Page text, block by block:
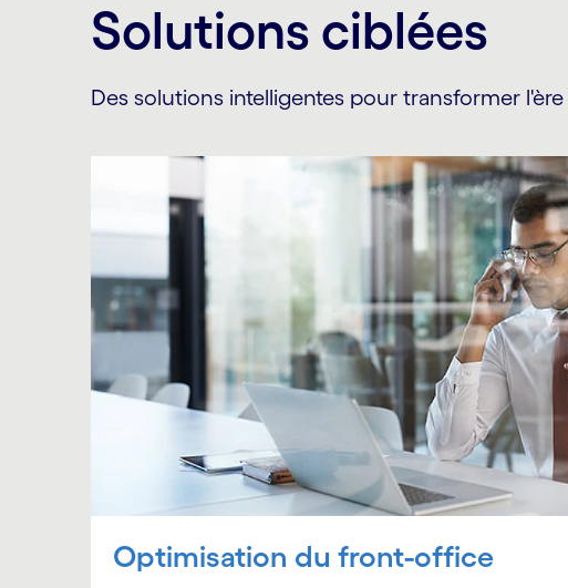
Solutions ciblées
Des solutions intelligentes pour transformer
Optimisation du front-office